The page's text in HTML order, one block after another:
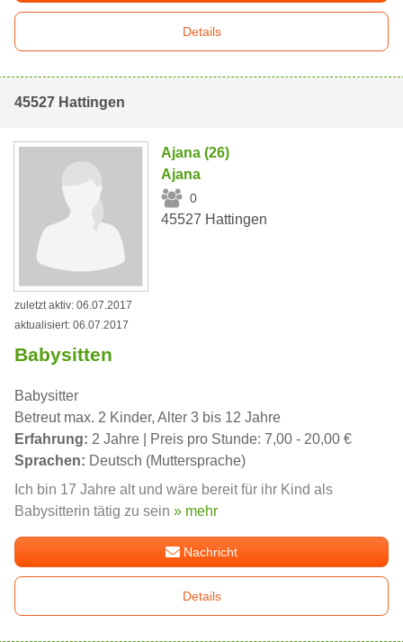
Details
45527 Hattingen
Ajana (26)
Ajana
0
45527 Hattingen
zuletzt aktiv: 06.07.2017
aktualisiert: 06.07.2017
Babysitten
Babysitter
Betreut max. 2 Kinder, Alter 3 bis 12 Jahre
Erfahrung: 2 Jahre | Preis pro Stunde: 7,00 - 20,00 €
Sprachen: Deutsch (Muttersprache)
Ich bin 17 Jahre alt und wäre bereit für ihr Kind als
Babysitterin tätig zu sein » mehr
Nachricht
Details